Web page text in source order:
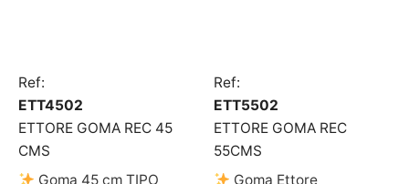
Ref:
ETT4502
ETTORE GOMA REC 45
CMS
Goma 45 cm TIPO
Ref:
ETT5502
ETTORE GOMA REC
55CMS
Goma Ettore